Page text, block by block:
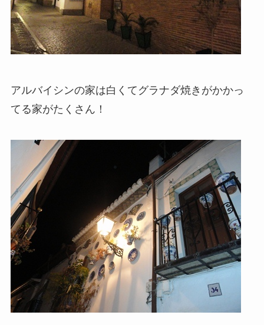
アルバイシンの家は白くてグラナダ焼きがかかっ
てる家がたくさん！